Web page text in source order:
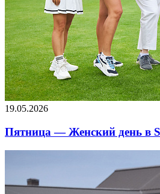
19.05.2026
Пятница — Женский день в